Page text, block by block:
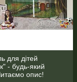
для дітей
- будь-який
опис!